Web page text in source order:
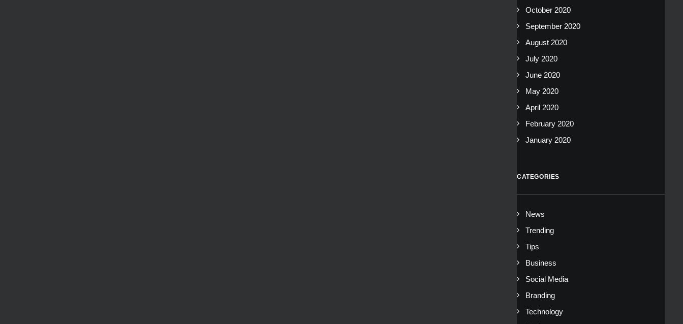
October 2020
September 2020
August 2020
July 2020
June 2020
May 2020
April 2020
February 2020
January 2020
CATEGORIES
News
Trending
Tips
Business
Social Media
Branding
Technology